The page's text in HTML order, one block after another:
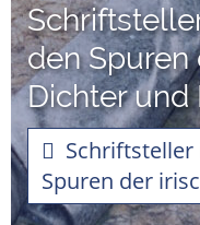
den Spuren
Dichter und
Schriftsteller
Spuren der